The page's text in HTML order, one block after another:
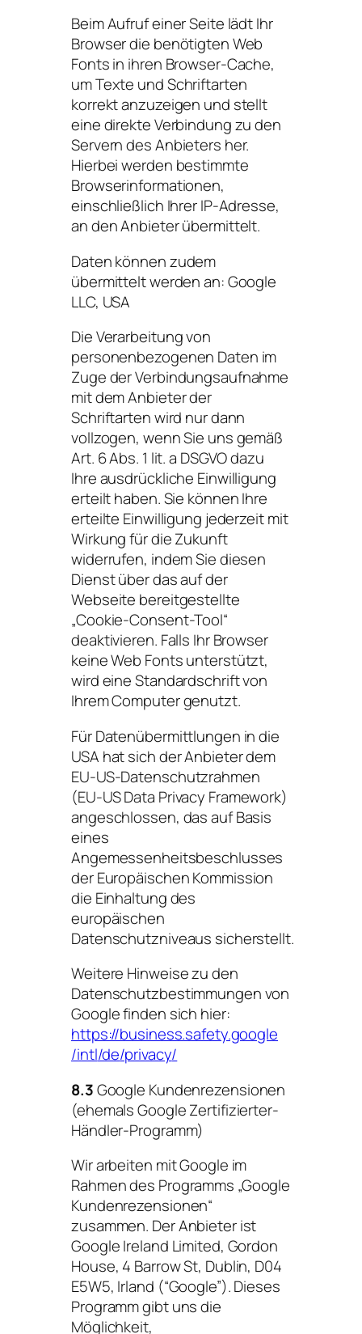
Beim Aufruf einer Seite lädt Ihr
Browser die benötigten Web
Fonts in ihren Browser-Cache,
um Texte und Schriftarten
korrekt anzuzeigen und stellt
eine direkte Verbindung zu den
Servern des Anbieters her.
Hierbei werden bestimmte
Browserinformationen,
einschließlich Ihrer IP-Adresse,
an den Anbieter übermittelt.
Daten können zudem
übermittelt werden an: Google
LLC, USA
Die Verarbeitung von
personenbezogenen Daten im
Zuge der Verbindungsaufnahme
mit dem Anbieter der
Schriftarten wird nur dann
vollzogen, wenn Sie uns gemäß
Art. 6 Abs. 1 lit. a DSGVO dazu
Ihre ausdrückliche Einwilligung
erteilt haben. Sie können Ihre
erteilte Einwilligung jederzeit mit
Wirkung für die Zukunft
widerrufen, indem Sie diesen
Dienst über das auf der
Webseite bereitgestellte
„Cookie-Consent-Tool“
deaktivieren. Falls Ihr Browser
keine Web Fonts unterstützt,
wird eine Standardschrift von
Ihrem Computer genutzt.
Für Datenübermittlungen in die
USA hat sich der Anbieter dem
EU-US-Datenschutzrahmen
(EU-US Data Privacy Framework)
angeschlossen, das auf Basis
eines
Angemessenheitsbeschlusses
der Europäischen Kommission
die Einhaltung des
europäischen
Datenschutzniveaus sicherstellt.
Weitere Hinweise zu den
Datenschutzbestimmungen von
Google finden sich hier:
https://business.safety.google
/intl/de/privacy/
8.3Google Kundenrezensionen
(ehemals Google Zertifizierter-
Händler-Programm)
Wir arbeiten mit Google im
Rahmen des Programms „Google
Kundenrezensionen“
zusammen. Der Anbieter ist
Google Ireland Limited, Gordon
House, 4 Barrow St, Dublin, D04
E5W5, Irland (“Google”). Dieses
Programm gibt uns die
Möglichkeit,